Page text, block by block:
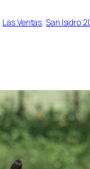
Las Ventas, San Isidro